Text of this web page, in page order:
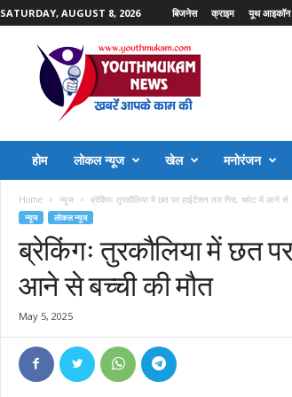
SATURDAY, AUGUST 8, 2026 बिजनेस क्राइम यूथ आइकॉन
होम लोकल न्यूज खेल मनोरंजन
Home न्यूज ब्रेकिंगः तुरकौलिया में छत पर हाईटेंशन तार गिरा, चपेट में आने
न्यूज लोकल न्यूज
ब्रेकिंगः तुरकौलिया में छत
आने से बच्ची की मौत
May 5, 2025